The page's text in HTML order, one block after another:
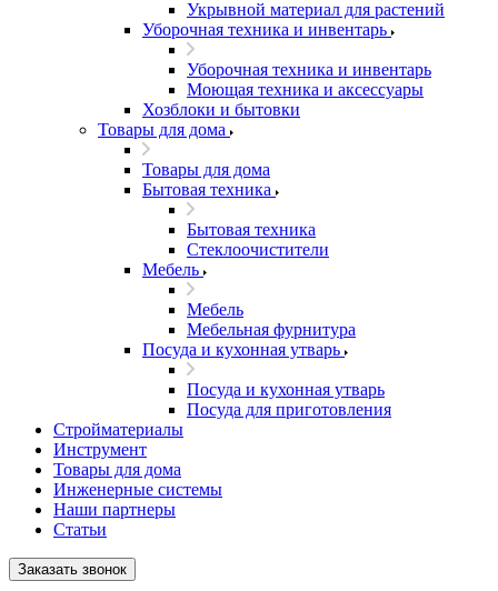
Укрывной материал для растений
Уборочная техника и инвентарь
Уборочная техника и инвентарь
Моющая техника и аксессуары
Хозблоки и бытовки
Товары для дома
Товары для дома
Бытовая техника
Бытовая техника
Стеклоочистители
Мебель
Мебель
Мебельная фурнитура
Посуда и кухонная утварь
Посуда и кухонная утварь
Посуда для приготовления
Стройматериалы
Инструмент
Товары для дома
Инженерные системы
Наши партнеры
Статьи
Заказать звонок